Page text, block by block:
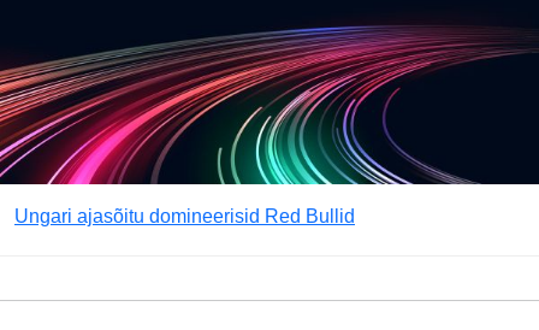
Ungari ajasõitu domineerisid Red Bullid